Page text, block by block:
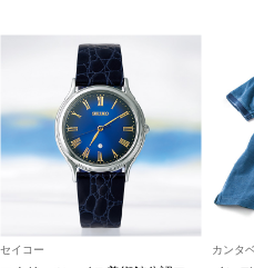
アクセサリー
ン雑貨
セイコー カンタ